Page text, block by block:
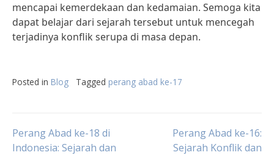
mencapai kemerdekaan dan kedamaian. Semoga kita
dapat belajar dari sejarah tersebut untuk mencegah
terjadinya konflik serupa di masa depan.
Posted in Blog Tagged perang abad ke-17
Post
Perang Abad ke-18 di
Indonesia: Sejarah dan
Perang Abad ke-16:
Sejarah Konflik dan